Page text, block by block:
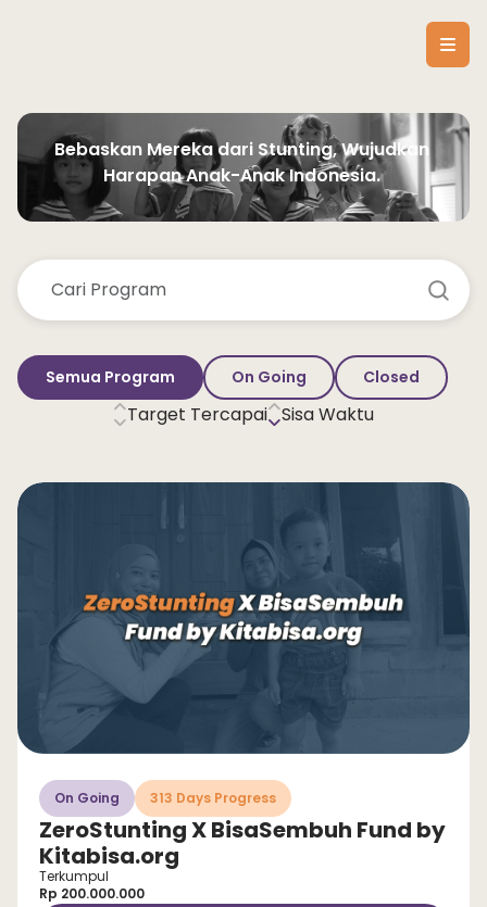
Bebaskan Mereka dari Stunting, Wujudkan
Harapan Anak-Anak Indonesia.
Semua Program On Going Closed
Target Tercapai Sisa Waktu
On Going 313 Days Progress
ZeroStunting X BisaSembuh Fund by
Kitabisa.org
Terkumpul
Rp 200.000.000